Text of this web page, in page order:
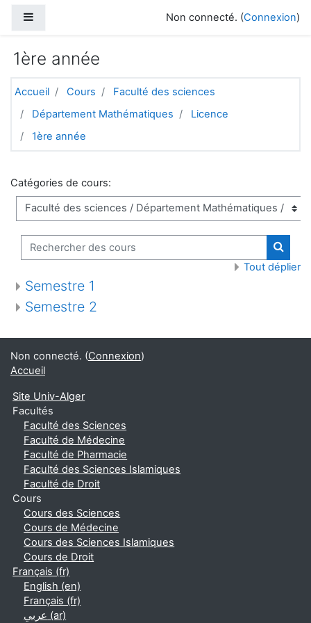
Non connecté. (Connexion)
1ère année
Accueil Cours
Faculté des sciences
Département Mathématiques
Licence
1ère année
Catégories de cours:
Rechercher des cours
Tout déplier
Semestre 1
Semestre 2
Non connecté. (Connexion)
Accueil
Site Univ-Alger
Facultés
Faculté des Sciences
Faculté de Médecine
Faculté de Pharmacie
Faculté des Sciences Islamiques
Faculté de Droit
Cours
Cours des Sciences
Cours de Médecine
Cours des Sciences Islamiques
Cours de Droit
Français ‎(fr)‎
English ‎(en)‎
Français ‎(fr)‎
عربي ‎(ar)‎